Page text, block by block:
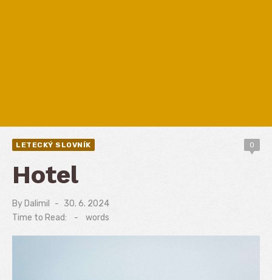
LETECKÝ SLOVNÍK 0
Hotel
By Dalimil
Posted
on
30. 6. 2024
Time to Read:
- words